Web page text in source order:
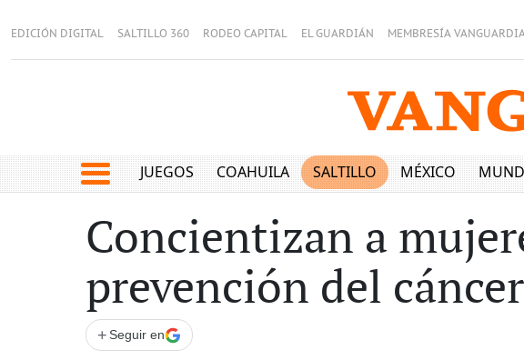
EDICIÓN DIGITAL SALTILLO 360 RODEO CAPITAL EL GUARDIÁN MEMBRESÍA
JUEGOS COAHUILA SALTILLO MÉXICO
Concientizan a
prevención del
+ Seguir en